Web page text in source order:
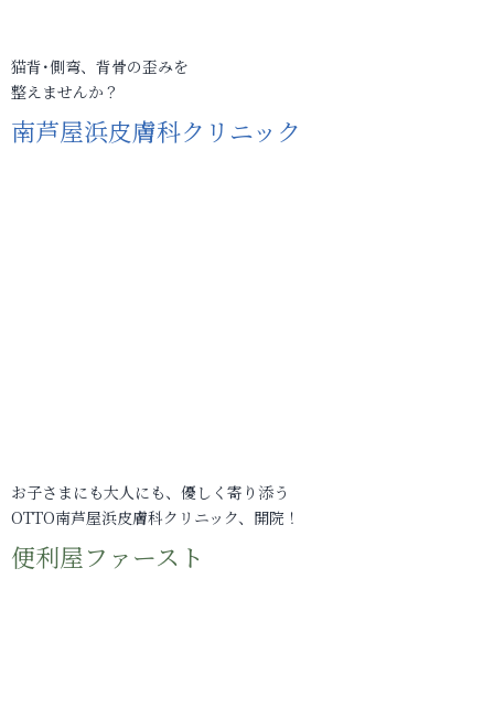
猫背･側弯、背骨の歪みを
整えませんか？
南芦屋浜皮膚科クリニック
お子さまにも大人にも、優しく寄り添う
OTTO南芦屋浜皮膚科クリニック、開院！
便利屋ファースト